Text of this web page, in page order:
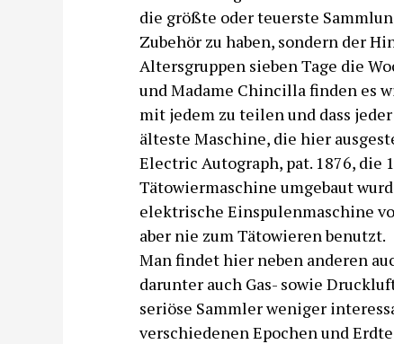
die größte oder teuerste
Zubehör zu haben, sondern der
Altersgruppen sieben Tage die
und Madame Chincilla finden es
mit jedem zu teilen und dass
älteste Maschine, die hier
Electric Autograph, pat. 1876, die
Tätowiermaschine umgebaut
elektrische Einspulenmaschine
aber nie zum Tätowieren benutzt.
Man findet hier neben anderen
darunter auch Gas- sowie
seriöse Sammler weniger
verschiedenen Epochen und